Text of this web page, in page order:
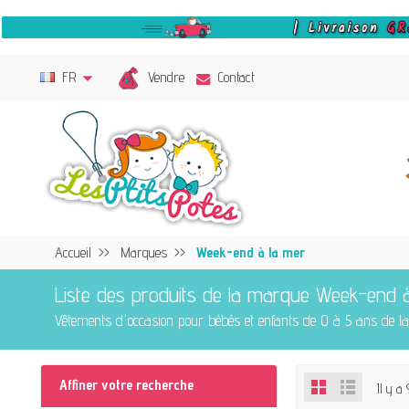
FR Vendre Contact
Accueil Marques Week-end à la mer
Liste des produits de la marque Week-end
Vêtements d'occasion pour bébés et enfants de 0 à 5 ans de
Affiner votre recherche Il y a